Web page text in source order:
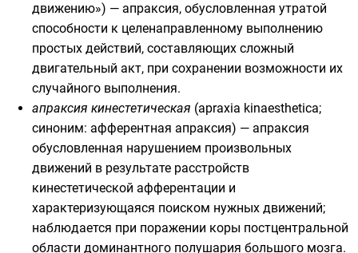
движению») — апраксия, обусловленная утратой
способности к целенаправленному выполнению
простых действий, составляющих сложный
двигательный акт, при сохранении возможности их
случайного выполнения.
апраксия кинестетическая (apraxia kinaesthetica;
синоним: афферентная апраксия) — апраксия
обусловленная нарушением произвольных
движений в результате расстройств
кинестетической афферентации и
характеризующаяся поиском нужных движений;
наблюдается при поражении коры постцентральной
области доминантного полушария большого мозга.